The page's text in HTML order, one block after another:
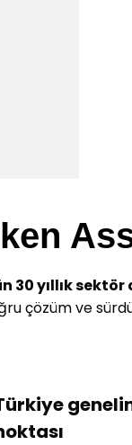
30 yıllık
çözüm ve